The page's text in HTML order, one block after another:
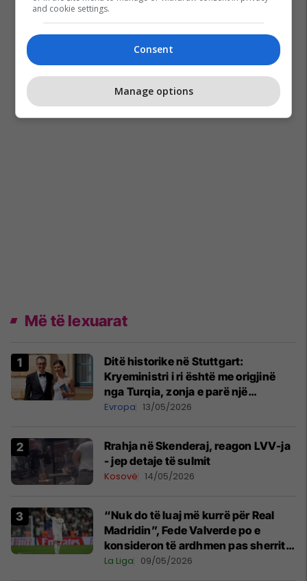
Më të lexuarat
Ditë historike në Stuttgart:
Kryeministri i ri është me origjinë
nga Turqia, zonja e parë një
shqiptare nga Kanadaja
Evropa 13/05/2026
Rrahja në Skenderaj, reagon LVV-ja
- jep detaje të sulmit
Kosovë 14/05/2026
“Nuk do të luaj më kurrë për Real
Madridin”, Fede Valverde po e
konsideron të ardhmen pas sherrit
me Tchouamenin
La Liga 09/05/2026
and cookie settings.
Consent
Manage options